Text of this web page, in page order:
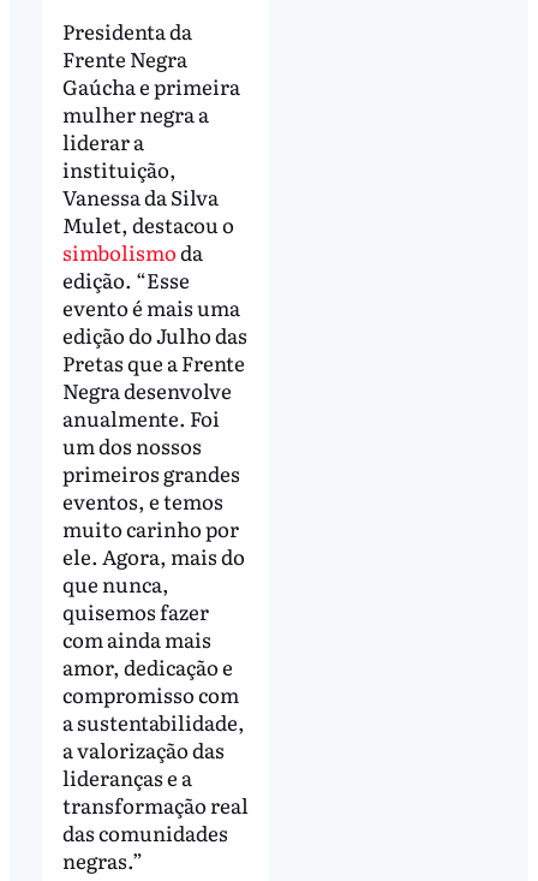
Presidenta da
Frente Negra
Gaúcha e primeira
mulher negra a
liderar a
instituição,
Vanessa da Silva
Mulet, destacou o
simbolismoda
edição. “Esse
evento é mais uma
edição do Julho das
Pretas que a Frente
Negra desenvolve
anualmente. Foi
um dos nossos
primeiros grandes
eventos, e temos
muito carinho por
ele. Agora, mais do
que nunca,
quisemos fazer
com ainda mais
amor, dedicação e
compromisso com
a sustentabilidade,
a valorização das
lideranças e a
transformação real
das comunidades
negras.”